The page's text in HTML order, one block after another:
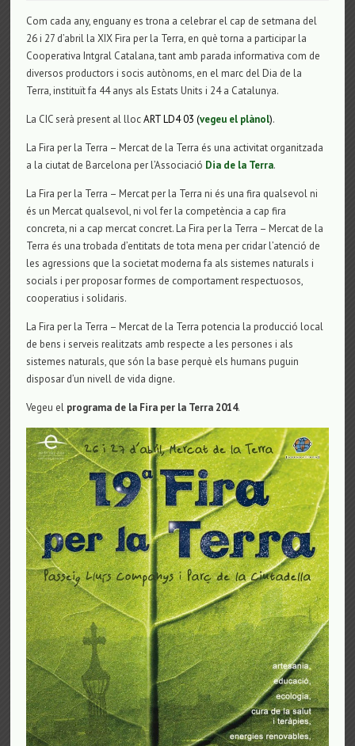
Com cada any, enguany es trona a celebrar el cap de setmana del
26 i 27 d’abril la XIX Fira per la Terra, en què torna a participar la
Cooperativa Intgral Catalana, tant amb parada informativa com de
diversos productors i socis autònoms, en el marc del Dia de la
Terra, instituït fa 44 anys als Estats Units i 24 a Catalunya.
La CIC serà present al llocART LD4 03 (vegeu el plànol).
La Fira per la Terra – Mercat de la Terra és una activitat organitzada
a la ciutat de Barcelona per l’Associació Dia de la Terra.
La Fira per la Terra – Mercat per la Terra ni és una fira qualsevol ni
és un Mercat qualsevol, ni vol fer la competència a cap fira
concreta, ni a cap mercat concret. La Fira per la Terra – Mercat de la
Terra és una trobada d’entitats de tota mena per cridar l’atenció de
les agressions que la societat moderna fa als sistemes naturals i
socials i per proposar formes de comportament respectuosos,
cooperatius i solidaris.
La Fira per la Terra – Mercat de la Terra potencia la producció local
de bens i serveis realitzats amb respecte a les persones i als
sistemes naturals, que són la base perquè els humans puguin
disposar d’un nivell de vida digne.
Vegeu el programa de la Fira per la Terra 2014.